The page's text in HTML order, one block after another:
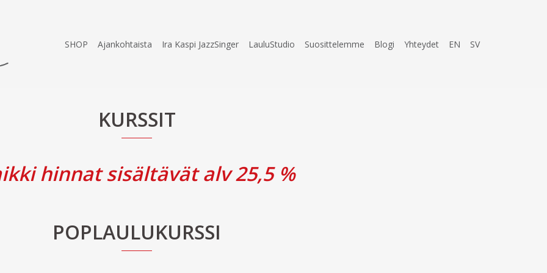
SHOP
Ajankohtaista Ira Kaspi JazzSinger LauluStudio Suosittelemme Blogi Yhteydet EN SV
KURSSIT
hinnat sisältävät alv 25,5 %
POPLAULUKURSSI